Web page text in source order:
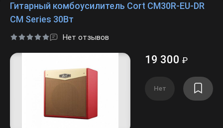
Гитарный комбоусилитель Cort CM30R-EU-DR
CM Series 30Вт
Нет отзывов
19 300 ₽
Нет